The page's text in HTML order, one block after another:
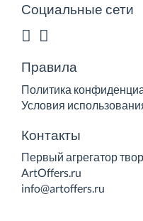
Социальные сети
Правила
Политика
Условия
Контакты
Первый агрегатор
ArtOffers.ru
info@artoffers.ru